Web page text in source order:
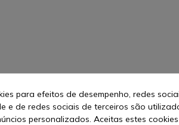
para efeitos de desempenho, redes
e de redes sociais de terceiros são
personalizados. Aceitas estes